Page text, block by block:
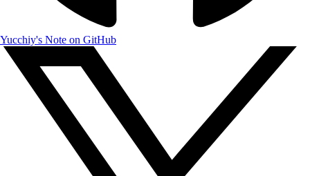
Yucchiy's Note on GitHub